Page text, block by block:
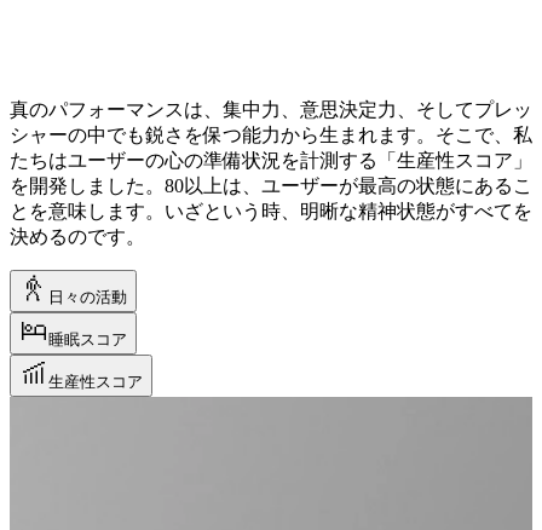
真のパフォーマンスは、集中力、意思決定力、そしてプレッ
シャーの中でも鋭さを保つ能力から生まれます。そこで、私
たちはユーザーの心の準備状況を計測する「生産性スコア」
を開発しました。80以上は、ユーザーが最高の状態にあるこ
とを意味します。いざという時、明晰な精神状態がすべてを
決めるのです。
日々の活動
睡眠スコア
生産性スコア